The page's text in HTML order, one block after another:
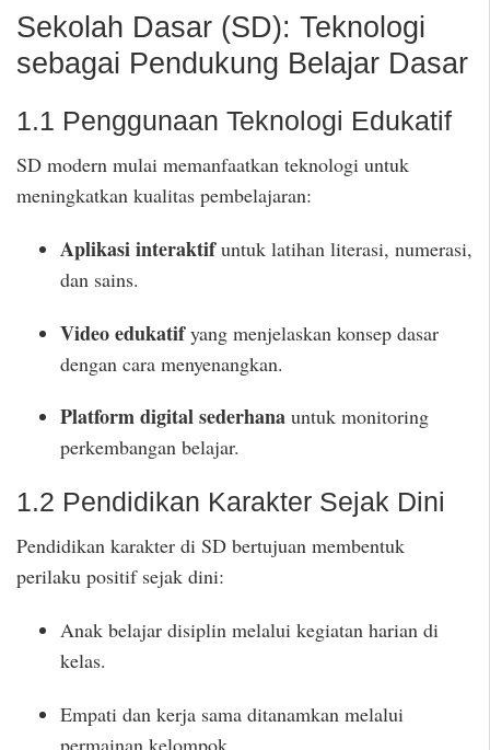
Sekolah Dasar (SD): Teknologi
sebagai Pendukung Belajar Dasar
1.1 Penggunaan Teknologi Edukatif
SD modern mulai memanfaatkan teknologi untuk
meningkatkan kualitas pembelajaran:
Aplikasi interaktifuntuk latihan literasi, numerasi,
dan sains.
Video edukatifyang menjelaskan konsep dasar
dengan cara menyenangkan.
Platform digital sederhana untuk monitoring
perkembangan belajar.
1.2 Pendidikan Karakter Sejak Dini
Pendidikan karakter di SD bertujuan membentuk
perilaku positif sejak dini:
Anak belajar disiplin melalui kegiatan harian di
kelas.
Empati dan kerja sama ditanamkan melalui
permainan kelompok.